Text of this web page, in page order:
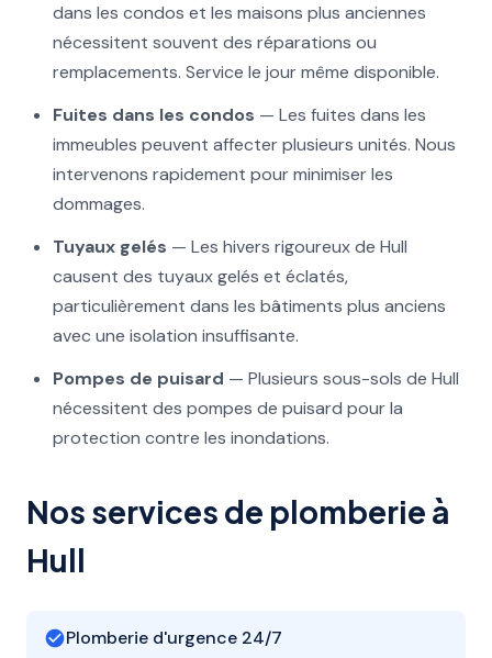
dans les condos et les maisons plus anciennes
nécessitent souvent des réparations ou
remplacements. Service le jour même disponible.
Fuites dans les condos — Les fuites dans les
immeubles peuvent affecter plusieurs unités. Nous
intervenons rapidement pour minimiser les
dommages.
Tuyaux gelés — Les hivers rigoureux de Hull
causent des tuyaux gelés et éclatés,
particulièrement dans les bâtiments plus anciens
avec une isolation insuffisante.
Pompes de puisard — Plusieurs sous-sols de Hull
nécessitent des pompes de puisard pour la
protection contre les inondations.
Nos services de plomberie à
Hull
Plomberie d'urgence 24/7